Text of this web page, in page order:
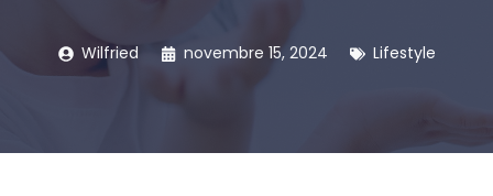
Wilfried novembre 15, 2024 Lifestyle